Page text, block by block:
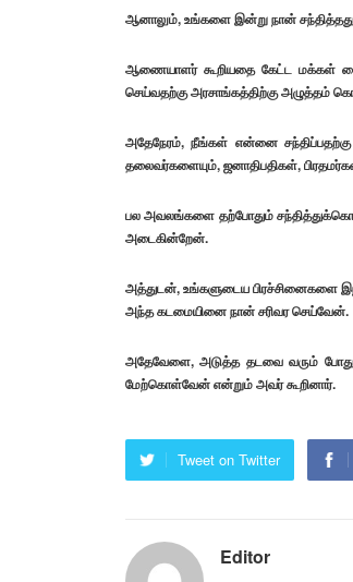
ஆனாலும், உங்களை இன்று நான் சந்தித்தது
ஆணையாளர் கூறியதை கேட்ட மக்கள்
செய்வதற்கு அரசாங்கத்திற்கு அழுத்தம்
அதேநேரம், நீங்கள் என்னை
தலைவர்களையும், ஜனாதிபதிகள்,
பல அவலங்களை தற்போதும்
அடைகின்றேன்.
அத்துடன், உங்களுடைய பிரச்சினைகளை
அந்த கடமையினை நான் சரிவர செய்வேன்.
அதேவேளை, அடுத்த தடவை வரும்
மேற்கொள்வேன் என்றும் அவர் கூறினார்.
Tweet on Twitter
Editor